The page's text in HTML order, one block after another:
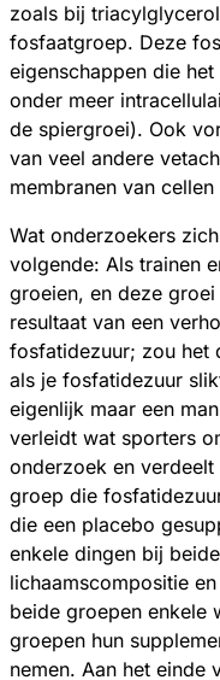
zoals bij
fosfaatgroep. Deze
eigenschappen die
onder meer
de spiergroei). Ook
van veel andere
membranen van
Wat onderzoekers
volgende: Als trainen
groeien, en deze
resultaat van een
fosfatidezuur; zou het
als je fosfatidezuur
eigenlijk maar een
verleidt wat sporters
onderzoek en
groep die
die een placebo
enkele dingen bij
lichaamscompositie
beide groepen enkele
groepen hun
nemen. Aan het einde